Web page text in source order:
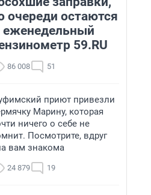
очереди остаются
59.RU
86 008 51
приют привезли
Марину, которая
ничего о себе не
Посмотрите, вдруг
вам знакома
24 879 19